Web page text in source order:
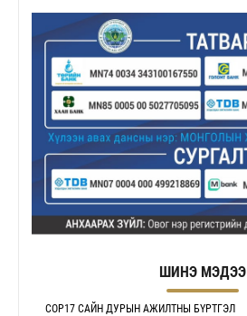
ШИНЭ МЭДЭЭ
COP17 САЙН ДУРЫН АЖИЛТНЫ БҮРТГЭЛ